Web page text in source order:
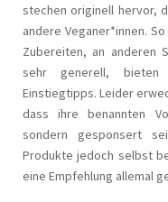
stechen originell hervor,
andere Veganer*innen.
Zubereiten, an anderen
sehr generell, bieten
Einstiegtipps. Leider
dass ihre benannten
sondern gesponsert
Produkte jedoch selbst
eine Empfehlung allemal